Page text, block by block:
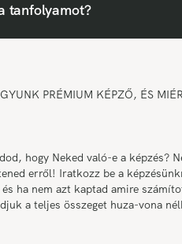
tanfolyamot?
PRÉMIUM KÉPZŐ, ÉS
hogy Neked való-e a képzés?
erről! Iratkozz be a
ha nem azt kaptad amire
a teljes összeget huza-vona